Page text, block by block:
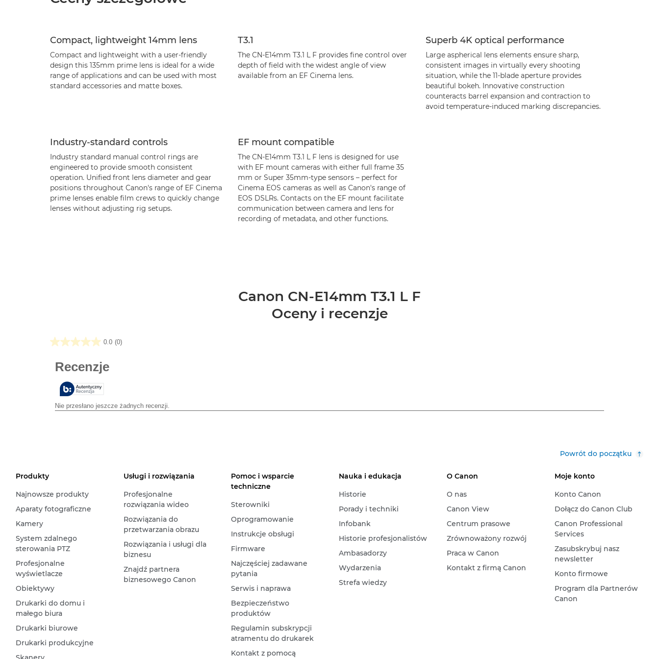
Compact, lightweight 14mm lens
Compact and lightweight with a user-friendly
design this 135mm prime lens is ideal for a wide
range of applications and can be used with most
standard accessories and matte boxes.
T3.1
The CN-E14mm T3.1 L F provides fine control over
depth of field with the widest angle of view
available from an EF Cinema lens.
Superb 4K optical performance
Large aspherical lens elements ensure sharp,
consistent images in virtually every shooting
situation, while the 11-blade aperture provides
beautiful bokeh. Innovative construction
counteracts barrel expansion and contraction to
avoid temperature-induced marking discrepancies.
Industry-standard controls
Industry standard manual control rings are
engineered to provide smooth consistent
operation. Unified front lens diameter and gear
positions throughout Canon's range of EF Cinema
prime lenses enable film crews to quickly change
lenses without adjusting rig setups.
EF mount compatible
The CN-E14mm T3.1 L F lens is designed for use
with EF mount cameras with either full frame 35
mm or Super 35mm-type sensors – perfect for
Cinema EOS cameras as well as Canon's range of
EOS DSLRs. Contacts on the EF mount facilitate
communication between camera and lens for
recording of metadata, and other functions.
Canon CN-E14mm T3.1 L F
Oceny i recenzje
0.0 (0)
0.0
Powrót do początku
Produkty
Najnowsze produkty
Aparaty fotograficzne
Kamery
System zdalnego
sterowania PTZ
Profesjonalne
wyświetlacze
Obiektywy
Drukarki do domu i
małego biura
Drukarki biurowe
Drukarki produkcyjne
Usługi i rozwiązania
Profesjonalne
rozwiązania wideo
Rozwiązania do
przetwarzania obrazu
Rozwiązania i usługi dla
biznesu
Znajdź partnera
biznesowego Canon
Pomoc i wsparcie
techniczne
Sterowniki
Oprogramowanie
Instrukcje obsługi
Firmware
Najczęściej zadawane
pytania
Serwis i naprawa
Bezpieczeństwo
produktów
Regulamin subskrypcji
atramentu do drukarek
Kontakt z pomocą
Nauka i edukacja
Historie
Porady i techniki
Infobank
Historie profesjonalistów
Ambasadorzy
Wydarzenia
Strefa wiedzy
O Canon
O nas
Canon View
Centrum prasowe
Zrównoważony rozwój
Praca w Canon
Kontakt z firmą Canon
Moje konto
Konto Canon
Dołącz do Canon Club
Canon Professional
Services
Zasubskrybuj nasz
newsletter
Konto firmowe
Program dla Partnerów
Canon